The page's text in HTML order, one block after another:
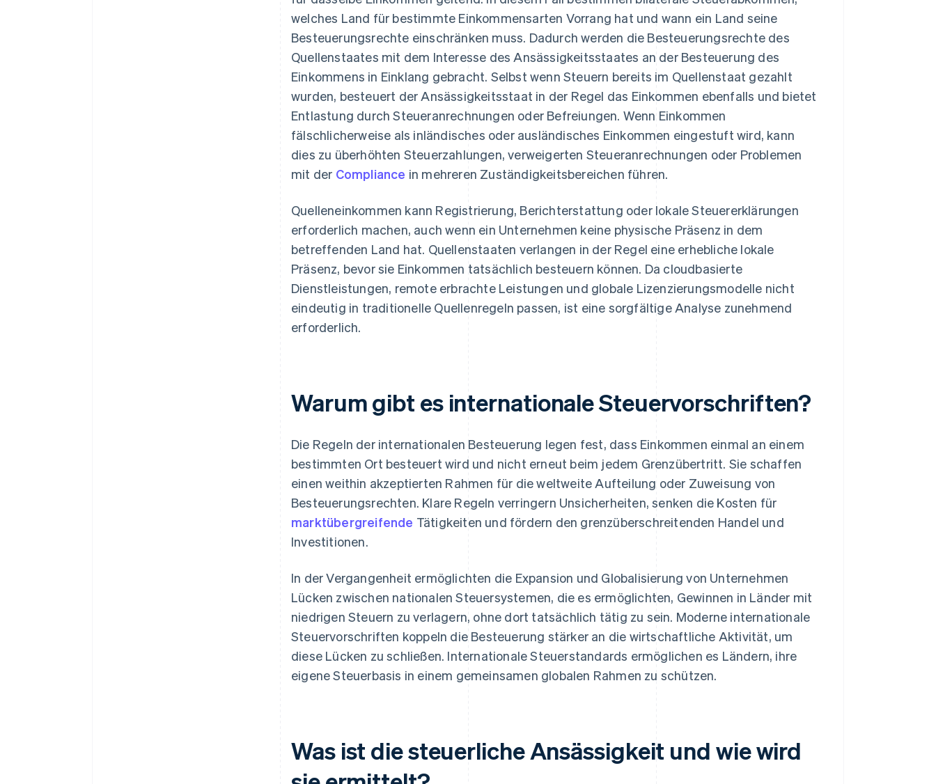
welches Land für bestimmte Einkommensarten Vorrang hat und wann ein Land seine
Besteuerungsrechte einschränken muss. Dadurch werden die Besteuerungsrechte des
Quellenstaates mit dem Interesse des Ansässigkeitsstaates an der Besteuerung des
Einkommens in Einklang gebracht. Selbst wenn Steuern bereits im Quellenstaat gezahlt
wurden, besteuert der Ansässigkeitsstaat in der Regel das Einkommen ebenfalls und bietet
Entlastung durch Steueranrechnungen oder Befreiungen. Wenn Einkommen
fälschlicherweise als inländisches oder ausländisches Einkommen eingestuft wird, kann
dies zu überhöhten Steuerzahlungen, verweigerten Steueranrechnungen oder Problemen
mit der Compliance in mehreren Zuständigkeitsbereichen führen.
Quelleneinkommen kann Registrierung, Berichterstattung oder lokale Steuererklärungen
erforderlich machen, auch wenn ein Unternehmen keine physische Präsenz in dem
betreffenden Land hat. Quellenstaaten verlangen in der Regel eine erhebliche lokale
Präsenz, bevor sie Einkommen tatsächlich besteuern können. Da cloudbasierte
Dienstleistungen, remote erbrachte Leistungen und globale Lizenzierungsmodelle nicht
eindeutig in traditionelle Quellenregeln passen, ist eine sorgfältige Analyse zunehmend
erforderlich.
Warum gibt es internationale Steuervorschriften?
Die Regeln der internationalen Besteuerung legen fest, dass Einkommen einmal an einem
bestimmten Ort besteuert wird und nicht erneut beim jedem Grenzübertritt. Sie schaffen
einen weithin akzeptierten Rahmen für die weltweite Aufteilung oder Zuweisung von
Besteuerungsrechten. Klare Regeln verringern Unsicherheiten, senken die Kosten für
marktübergreifende Tätigkeiten und fördern den grenzüberschreitenden Handel und
Investitionen.
In der Vergangenheit ermöglichten die Expansion und Globalisierung von Unternehmen
Lücken zwischen nationalen Steuersystemen, die es ermöglichten, Gewinnen in Länder mit
niedrigen Steuern zu verlagern, ohne dort tatsächlich tätig zu sein. Moderne internationale
Steuervorschriften koppeln die Besteuerung stärker an die wirtschaftliche Aktivität, um
diese Lücken zu schließen. Internationale Steuerstandards ermöglichen es Ländern, ihre
eigene Steuerbasis in einem gemeinsamen globalen Rahmen zu schützen.
Was ist die steuerliche Ansässigkeit und wie wird